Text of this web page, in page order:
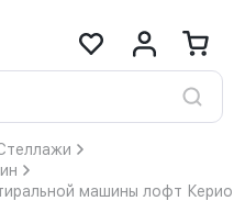
машины лофт Керио